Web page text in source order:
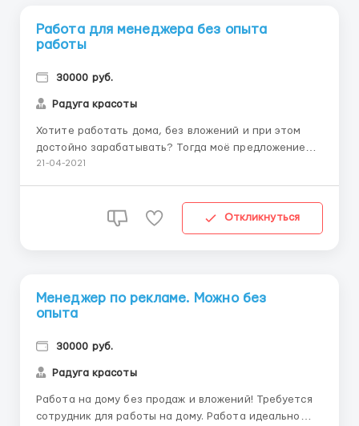
Работа для менеджера без опыта
работы
30000 руб.
Радуга красоты
Хотите работать дома, без вложений и при этом
достойно зарабатывать? Тогда моё предложение
для вас! Вам предстоит: - Консультировать
Вас я ожидаю: - девушка от 23 до 60 лет - Владения
21-04-2021
Откликнуться
Менеджер по рекламе. Можно без
опыта
30000 руб.
Радуга красоты
Работа на дому без продаж и вложений! Требуется
сотрудник для работы на дому. Работа идеально